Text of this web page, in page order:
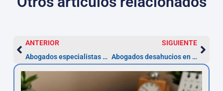
ANTERIOR
Abogados especialistas en accidentes de tráfico en Elche
SIGUIENTE
Abogados desahucios en Elche | Asesor.Legal